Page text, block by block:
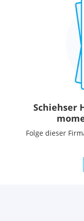
Schiehser
Folge dieser